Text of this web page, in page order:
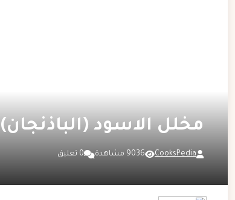
مخلل الاسود (الباذنجان)
CooksPedia 9036 مشاهدة 0 تعليق